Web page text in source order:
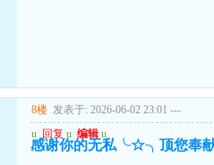
8楼 发表于: 2026-06-02 23:01 ---
u 回复 u 编辑 u
感谢你的无私╰☆╮顶您